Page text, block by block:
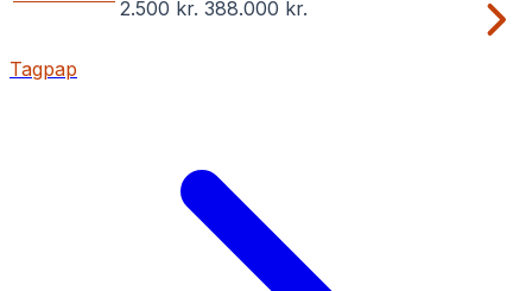
2.500 kr. 388.000 kr.
Tagpap